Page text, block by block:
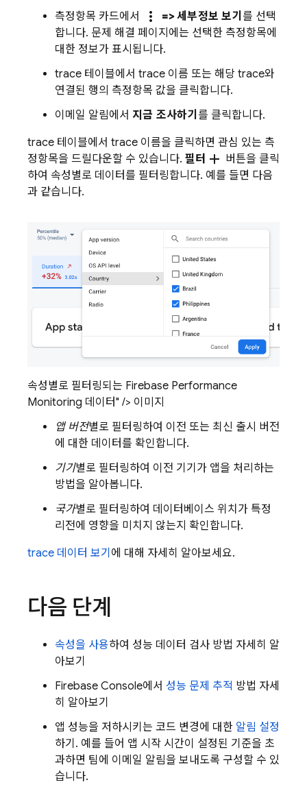
측정항목 카드에서
more_vert => 세부정보 보기 를 선택
합니다. 문제 해결 페이지에는 선택한 측정항목에
대한 정보가 표시됩니다.
trace 테이블에서 trace 이름 또는 해당 trace와
연결된 행의 측정항목 값을 클릭합니다.
이메일 알림에서 지금 조사하기 를 클릭합니다.
trace 테이블에서 trace 이름을 클릭하면 관심 있는 측
정항목을 드릴다운할 수 있습니다. 필터 add 버튼을 클릭
하여 속성별로 데이터를 필터링합니다. 예를 들면 다음
과 같습니다.
속성별로 필터링되는 Firebase Performance
Monitoring 데이터" /> 이미지
앱 버전별로 필터링하여 이전 또는 최신 출시 버전
에 대한 데이터를 확인합니다.
기기별로 필터링하여 이전 기기가 앱을 처리하는
방법을 알아봅니다.
국가별로 필터링하여 데이터베이스 위치가 특정
리전에 영향을 미치지 않는지 확인합니다.
trace 데이터 보기 에 대해 자세히 알아보세요.
다음 단계
속성을 사용하여 성능 데이터 검사 방법 자세히 알
아보기
Firebase Console에서 성능 문제 추적 방법 자세
히 알아보기
앱 성능을 저하시키는 코드 변경에 대한 알림 설정
하기. 예를 들어 앱 시작 시간이 설정된 기준을 초
과하면 팀에 이메일 알림을 보내도록 구성할 수 있
습니다.